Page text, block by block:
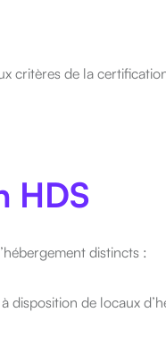
critères de la
HDS
distincts :
disposition de locaux